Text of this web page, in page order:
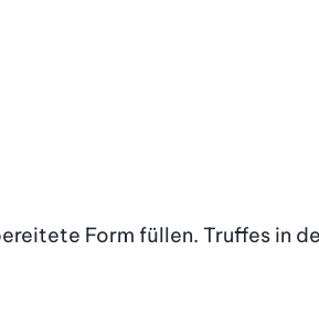
Form füllen. Truffes in